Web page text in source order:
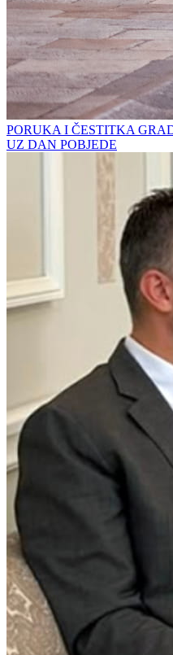
PORUKA I ČESTITKA
UZ DAN POBJEDE